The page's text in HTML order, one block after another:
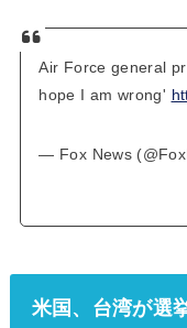
Air Force general
hope I am wrong'
— Fox News
米国、台湾が選